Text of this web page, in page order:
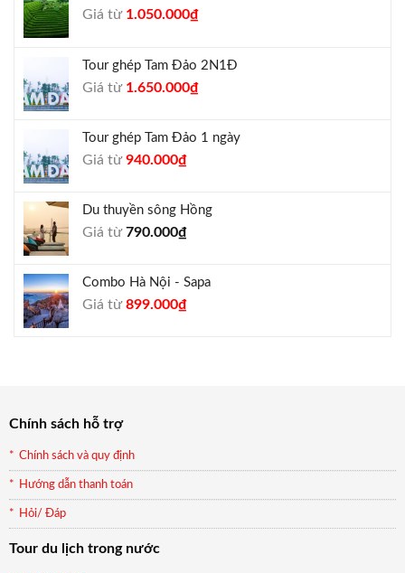
Giá từ Giá
1.300.000₫.
1.050.000₫Giá
là:
Tour ghép Tam Đảo 2N1Đ
Giá từ Giá
1.800.000₫.
1.650.000₫Giá
là:
Tour ghép Tam Đảo 1 ngày
Giá từGiá
1.000.000₫.
940.000₫Giá
là:
Du thuyền sông Hồng
Giá từ790.000₫
Combo Hà Nội - Sapa
Giá từGiá
899.000₫Giá
Chính sách hỗ trợ
Chính sách và quy định
Hướng dẫn thanh toán
Hỏi/ Đáp
Tour du lịch trong nước